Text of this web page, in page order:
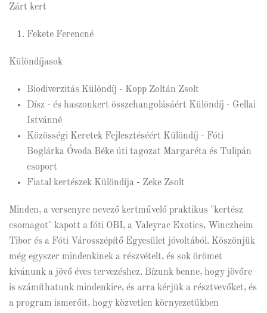
Zárt kert
Fekete Ferencné
Különdíjasok
Biodiverzitás Különdíj - Kopp Zoltán Zsolt
Dísz - és haszonkert összehangolásáért Különdíj - Gellai
Istvánné
Közösségi Keretek Fejlesztéséért Különdíj - Fóti
Boglárka Óvoda Béke úti tagozat Margaréta és Tulipán
csoport
Fiatal kertészek Különdíja - Zeke Zsolt
Minden, a versenyre nevező kertművelő praktikus "kertész
csomagot" kapott a fóti OBI, a Valeyrac Exotics, Winczheim
Tibor és a Fóti Városszépítő Egyesület jóvoltából. Köszönjük
még egyszer mindenkinek a részvételt, és sok örömet
kívánunk a jövő éves tervezéshez. Bízunk benne, hogy jövőre
is számíthatunk mindenkire, és arra kérjük a résztvevőket, és
a program ismerőit, hogy közvetlen környezetükben